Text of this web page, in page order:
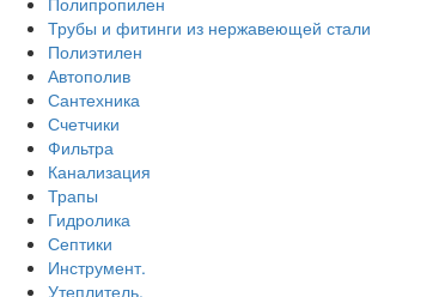
Трубы и фитинги из нержавеющей стали
Полиэтилен
Автополив
Сантехника
Счетчики
Фильтра
Канализация
Трапы
Гидролика
Септики
Инструмент.
Утеплитель.